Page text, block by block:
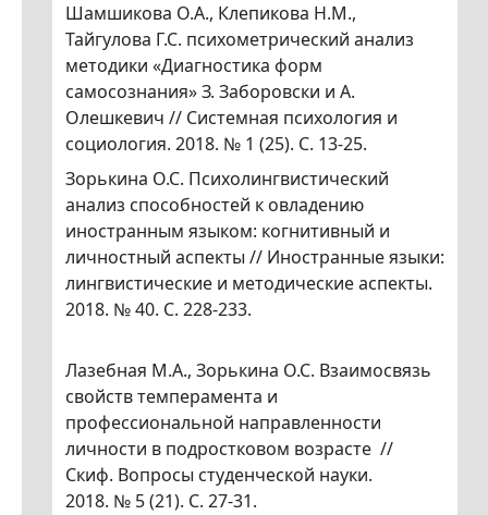
Шамшикова О.А., Клепикова Н.М.,
Тайгулова Г.С. психометрический анализ
методики «Диагностика форм
самосознания» З. Заборовски и А.
Олешкевич // Системная психология и
социология. 2018. № 1 (25). С. 13-25.
Зорькина О.С. Психолингвистический
анализ способностей к овладению
иностранным языком: когнитивный и
личностный аспекты // Иностранные языки:
лингвистические и методические аспекты.
2018. № 40. С. 228-233.
Лазебная М.А., Зорькина О.С. Взаимосвязь
свойств темперамента и
профессиональной направленности
личности в подростковом возрасте //
Скиф. Вопросы студенческой науки.
2018. № 5 (21). С. 27-31.